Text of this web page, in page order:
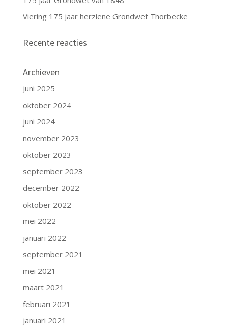
Viering 175 jaar herziene Grondwet Thorbecke
Recente reacties
Archieven
juni 2025
oktober 2024
juni 2024
november 2023
oktober 2023
september 2023
december 2022
oktober 2022
mei 2022
januari 2022
september 2021
mei 2021
maart 2021
februari 2021
januari 2021